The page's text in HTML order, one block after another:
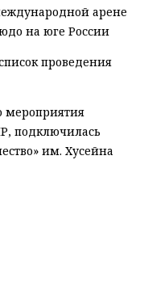
арене
на юге России
проведения
мероприятия
подключилась
им. Хусейна